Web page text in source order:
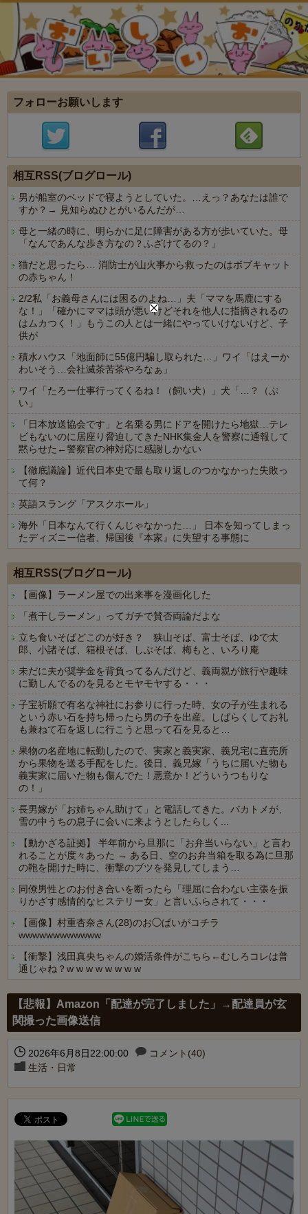
フォローお願いします
相互RSS(ブログロール)
男が船室のベッドで寝ようとしていた。…えっ？あなたは誰で
すか？→ 見知らぬひとがいるんだが…
母と一緒の時に、明らかに足に障害がある方が歩いていた。母
「なんであんな歩き方なの？ふざけてるの？」
猫だと思ったら… 消防士が山火事から救ったのはボブキャット
の赤ちゃん！
2/2私「お義母さんには困るのよね…」夫「ママを馬鹿にする
な！」「確かにママは頭が悪いけどそれを他人に指摘されるの
はムカつく！」もうこの人とは一緒にやっていけないけど、子
供が
積水ハウス「地面師に55億円騙し取られた…」ワイ「はえーか
わいそう…会社滅茶苦茶やろなぁ」
ワイ「たろー仕事行ってくるね！（飼い犬）」犬「…？（ぷ
い」
「日本放送協会です」と名乗る男にドアを開けたら地獄…テレ
ビもないのに居座り脅迫してきたNHK集金人を警察に通報して
黙らせた←警察官の神対応に感謝しかない
【徹底議論】近代日本史で最も取り返しのつかなかった失敗っ
て何？
英語スラング「アスクホール」
海外「日本なんて行くんじゃなかった…」 日本を知ってしまっ
たディズニー信者、帰国後『本家』に失望する事態に
相互RSS(ブログロール)
【画像】ラーメン屋での出来事を漫画化した
「煮干しラーメン」ってガチで賛否両論だよな
立ち食いそばどこのが好き？ 狭山そば、富士そば、ゆで太
郎、小諸そば、箱根そば、しぶそば、梅もと、いろり庵
未だに夫が奨学金を背負ってるんだけど、義両親が旅行や趣味
に勤しんでるのを見るとモヤモヤする・・・
子宝祈願で有名な神社にお参りに行った時、女の子が生まれる
という赤い石を持ち帰ったら男の子を出産。しばらくしてお礼
も兼ねて石を返しに行こうと思って石を見ると…
果物の名産地に転勤したので、実家と義実家、義兄宅に直売所
から果物を送る手配をした。後日、義兄嫁「うちに届いた物も
義実家に届いた物も傷んでた！悪意か！どういうつもりな
の！」
長男嫁が「お姉ちゃん助けて」と電話してきた。バカトメが、
雪の中うちの息子に会いに来ようとしたらしく...
【動かざる証拠】 半年前から旦那に「お弁当いらない」と言わ
れることが度々あった → ある日、空のお弁当箱を取る為に旦那
の鞄を開けた時に、衝撃のブツを発見してしまう…
同僚男性とのお付き合いを断ったら「理屈に合わない主張を振
りかざす感情的なヒステリー女」と言いふらされて・・・
【画像】村重杏奈さん(28)のお◯ぱいがコチラ
wwwwwwwwwwww
【衝撃】浅田真央ちゃんの婚活条件がこちら←むしろコレは普
通じゃね？w w w w w w w w
【悲報】Amazon「配達が完了しました」→配達員が玄
関撮った画像送信
2026年6月8日22:00:00
コメント(40)
生活・日常